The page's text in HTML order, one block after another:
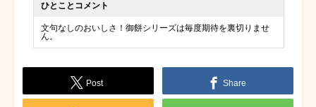
ひとことコメント
文句なしのおいしさ！御餅シリーズは毎度期待を裏切りませ
ん。
Post Share